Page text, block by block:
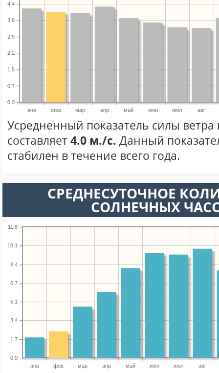
янв фев мар апр май июн июл авг
0.0
0.7
1.5
2.2
2.9
3.6
4.4
Усредненный показатель силы ветра
составляет4.0 м./с. Данный
стабилен в течение всего года.
СРЕДНЕСУТОЧНОЕ
СОЛНЕЧНЫХ
янв фев мар апр май июн июл авг
0.0
1.7
3.4
5.1
6.7
8.4
10.1
11.8